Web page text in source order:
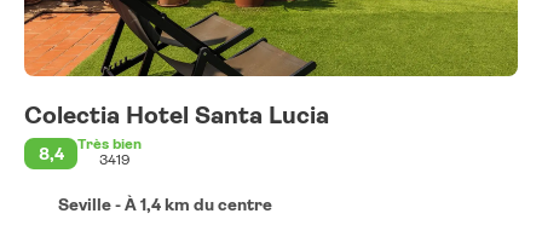
Colectia Hotel Santa Lucia
8,4
Très bien
3419
Seville - À 1,4 km du centre